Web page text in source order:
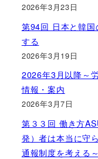
2026年3月23日
第94回 日本と韓
する
2026年3月19日
2026年3月以降～
情報・案内
2026年3月7日
第３３回 働き方
発）者は本当に守
通報制度を考える～